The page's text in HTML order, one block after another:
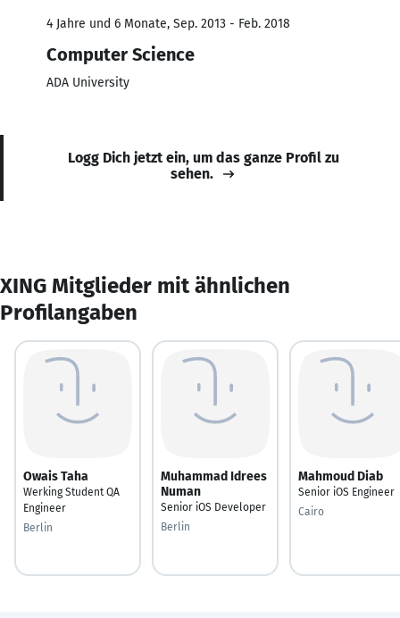
4 Jahre und 6 Monate, Sep. 2013 - Feb. 2018
Computer Science
ADA University
Logg Dich jetzt ein, um das ganze Profil zu
sehen.
XING Mitglieder mit ähnlichen
Profilangaben
Owais Taha
Werking Student QA
Engineer
Berlin
Muhammad Idrees
Numan
Senior iOS Developer
Berlin
Mahmoud Diab
Senior iOS Engineer
Cairo